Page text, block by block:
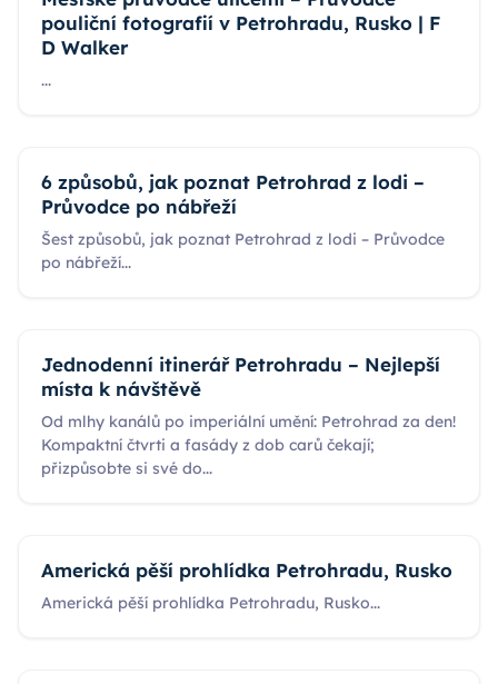
pouliční fotografií v Petrohradu, Rusko | F
D Walker
...
6 způsobů, jak poznat Petrohrad z lodi –
Průvodce po nábřeží
Šest způsobů, jak poznat Petrohrad z lodi – Průvodce
po nábřeží...
Jednodenní itinerář Petrohradu – Nejlepší
místa k návštěvě
Od mlhy kanálů po imperiální umění: Petrohrad za den!
Kompaktní čtvrti a fasády z dob carů čekají;
přizpůsobte si své do...
Americká pěší prohlídka Petrohradu, Rusko
Americká pěší prohlídka Petrohradu, Rusko...